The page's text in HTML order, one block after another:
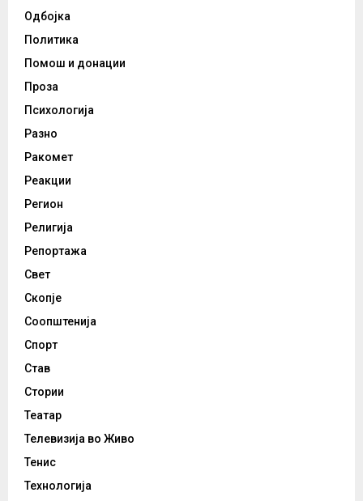
Одбојка
Политика
Помош и донации
Проза
Психологија
Разно
Ракомет
Реакции
Регион
Религија
Репортажа
Свет
Скопје
Соопштенија
Спорт
Став
Стории
Театар
Телевизија во Живо
Тенис
Технологија